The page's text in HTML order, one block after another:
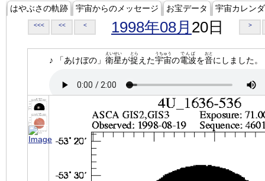
はやぶさの軌跡 宇宙からのメッセージ お宝データ 宇宙カレン
<<< << < 1998年08月 20日 >
♪ 「あけぼの」 衛星
えいせい
が捉
とら
えた宇宙
うちゅう
の電波
でんぱ
を音
おと
にしました。